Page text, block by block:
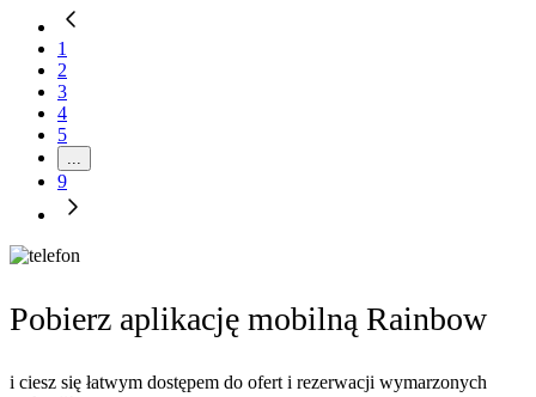
1
2
3
4
5
...
9
Pobierz aplikację mobilną Rainbow
i ciesz się łatwym dostępem do ofert i rezerwacji wymarzonych